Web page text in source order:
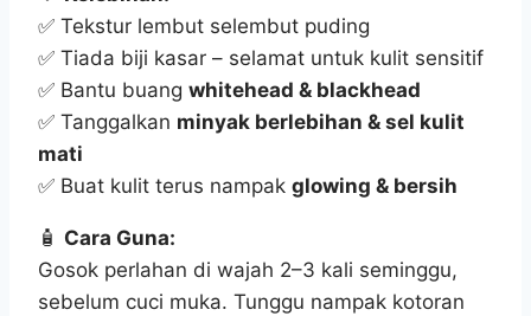
✅ Tekstur lembut selembut puding
✅ Tiada biji kasar – selamat untuk kulit sensitif
✅ Bantu buang whitehead & blackhead
✅ Tanggalkan minyak berlebihan & sel kulit
mati
✅ Buat kulit terus nampak glowing & bersih
🧴 Cara Guna:
Gosok perlahan di wajah 2–3 kali seminggu,
sebelum cuci muka. Tunggu nampak kotoran